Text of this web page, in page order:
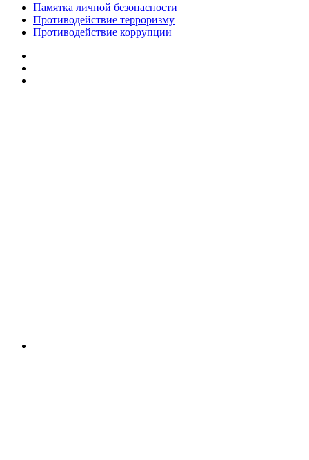
Памятка личной безопасности
Противодействие терроризму
Противодействие коррупции